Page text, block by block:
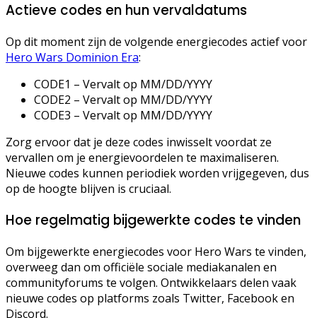
Actieve codes en hun vervaldatums
Op dit moment zijn de volgende energiecodes actief voor
Hero Wars Dominion Era:
CODE1 – Vervalt op MM/DD/YYYY
CODE2 – Vervalt op MM/DD/YYYY
CODE3 – Vervalt op MM/DD/YYYY
Zorg ervoor dat je deze codes inwisselt voordat ze
vervallen om je energievoordelen te maximaliseren.
Nieuwe codes kunnen periodiek worden vrijgegeven, dus
op de hoogte blijven is cruciaal.
Hoe regelmatig bijgewerkte codes te vinden
Om bijgewerkte energiecodes voor Hero Wars te vinden,
overweeg dan om officiële sociale mediakanalen en
communityforums te volgen. Ontwikkelaars delen vaak
nieuwe codes op platforms zoals Twitter, Facebook en
Discord.